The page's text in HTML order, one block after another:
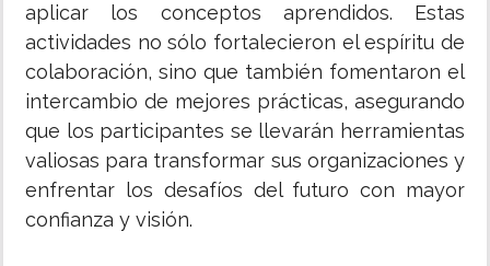
aplicar los conceptos aprendidos. Estas
actividades no sólo fortalecieron el espíritu de
colaboración, sino que también fomentaron el
intercambio de mejores prácticas, asegurando
que los participantes se llevarán herramientas
valiosas para transformar sus organizaciones y
enfrentar los desafíos del futuro con mayor
confianza y visión.